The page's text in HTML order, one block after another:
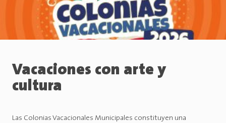
Vacaciones con arte y
cultura
Las Colonias Vacacionales Municipales constituyen una